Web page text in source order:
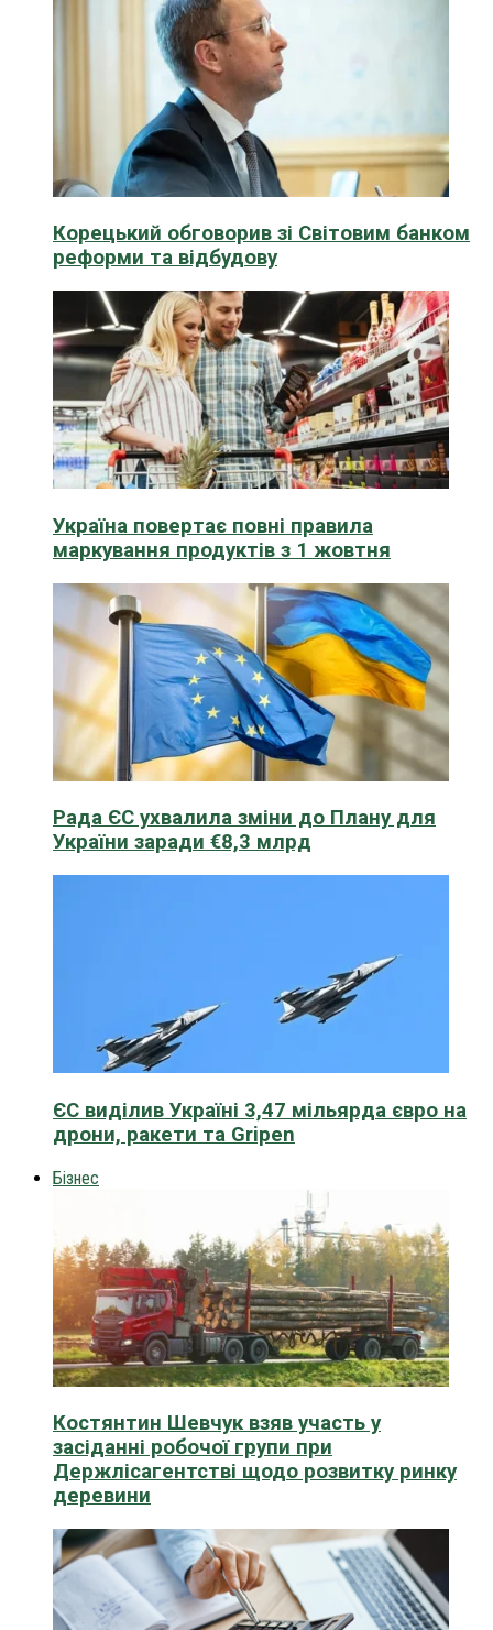
Корецький обговорив зі Світовим банком
реформи та відбудову
Україна повертає повні правила
маркування продуктів з 1 жовтня
Рада ЄС ухвалила зміни до Плану для
України заради €8,3 млрд
ЄС виділив Україні 3,47 мільярда євро на
дрони, ракети та Gripen
Бізнес
Костянтин Шевчук взяв участь у
засіданні робочої групи при
Держлісагентстві щодо розвитку ринку
деревини